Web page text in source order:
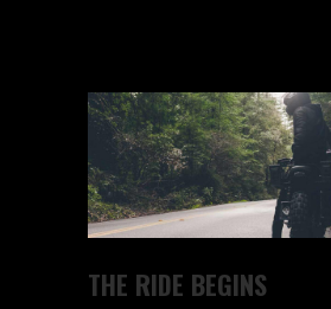
THE RIDE BEGINS